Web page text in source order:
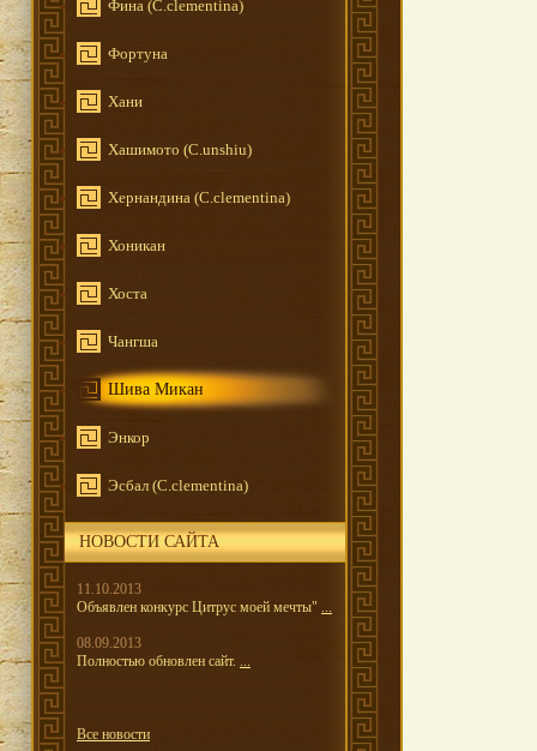
Фина (C.clementina)
Фортуна
Хани
Хашимото (C.unshiu)
Хернандина (C.clementina)
Хоникан
Хоста
Чангша
Шива Микан
Энкор
Эсбал (C.clementina)
НОВОСТИ САЙТА
11.10.2013
Объявлен конкурс Цитрус моей мечты" ...
08.09.2013
Полностью обновлен сайт. ...
Все новости